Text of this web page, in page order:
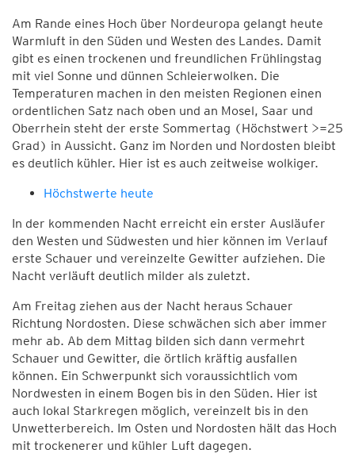
Am Rande eines Hoch über Nordeuropa gelangt heute
Warmluft in den Süden und Westen des Landes. Damit
gibt es einen trockenen und freundlichen Frühlingstag
mit viel Sonne und dünnen Schleierwolken. Die
Temperaturen machen in den meisten Regionen einen
ordentlichen Satz nach oben und an Mosel, Saar und
Oberrhein steht der erste Sommertag (Höchstwert >=25
Grad) in Aussicht. Ganz im Norden und Nordosten bleibt
es deutlich kühler. Hier ist es auch zeitweise wolkiger.
Höchstwerte heute
In der kommenden Nacht erreicht ein erster Ausläufer
den Westen und Südwesten und hier können im Verlauf
erste Schauer und vereinzelte Gewitter aufziehen. Die
Nacht verläuft deutlich milder als zuletzt.
Am Freitag ziehen aus der Nacht heraus Schauer
Richtung Nordosten. Diese schwächen sich aber immer
mehr ab. Ab dem Mittag bilden sich dann vermehrt
Schauer und Gewitter, die örtlich kräftig ausfallen
können. Ein Schwerpunkt sich voraussichtlich vom
Nordwesten in einem Bogen bis in den Süden. Hier ist
auch lokal Starkregen möglich, vereinzelt bis in den
Unwetterbereich. Im Osten und Nordosten hält das Hoch
mit trockenerer und kühler Luft dagegen.